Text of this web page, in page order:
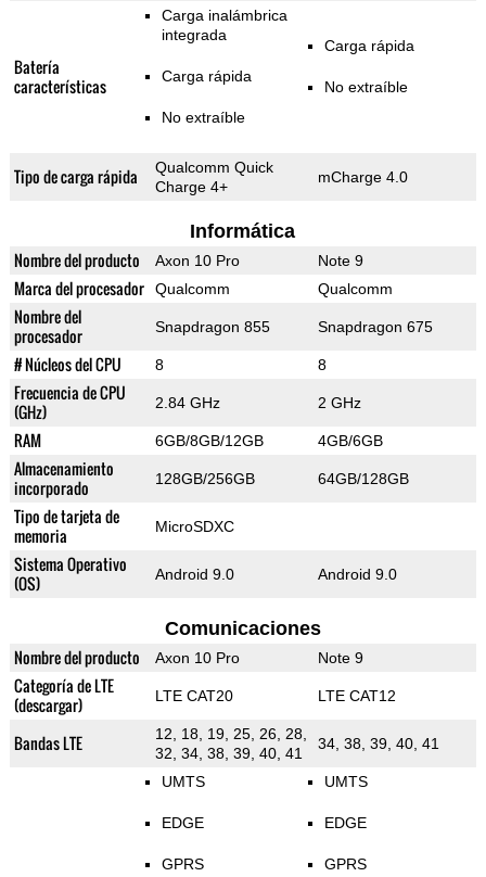
Batería
características
Carga inalámbrica
integrada
Carga rápida
No extraíble
Carga rápida
No extraíble
Tipo de carga rápida
Qualcomm Quick
Charge 4+
mCharge 4.0
Informática
Nombre del producto Axon 10 Pro Note 9
Marca del procesador Qualcomm Qualcomm
Nombre del
procesador
Snapdragon 855 Snapdragon 675
# Núcleos del CPU 8 8
Frecuencia de CPU
(GHz)
2.84 GHz 2 GHz
RAM 6GB/8GB/12GB 4GB/6GB
Almacenamiento
incorporado
128GB/256GB 64GB/128GB
Tipo de tarjeta de
memoria
MicroSDXC
Sistema Operativo
(OS)
Android 9.0 Android 9.0
Comunicaciones
Nombre del producto Axon 10 Pro Note 9
Categoría de LTE
(descargar)
LTE CAT20 LTE CAT12
Bandas LTE
12, 18, 19, 25, 26, 28,
32, 34, 38, 39, 40, 41
34, 38, 39, 40, 41
UMTS
EDGE
GPRS
UMTS
EDGE
GPRS